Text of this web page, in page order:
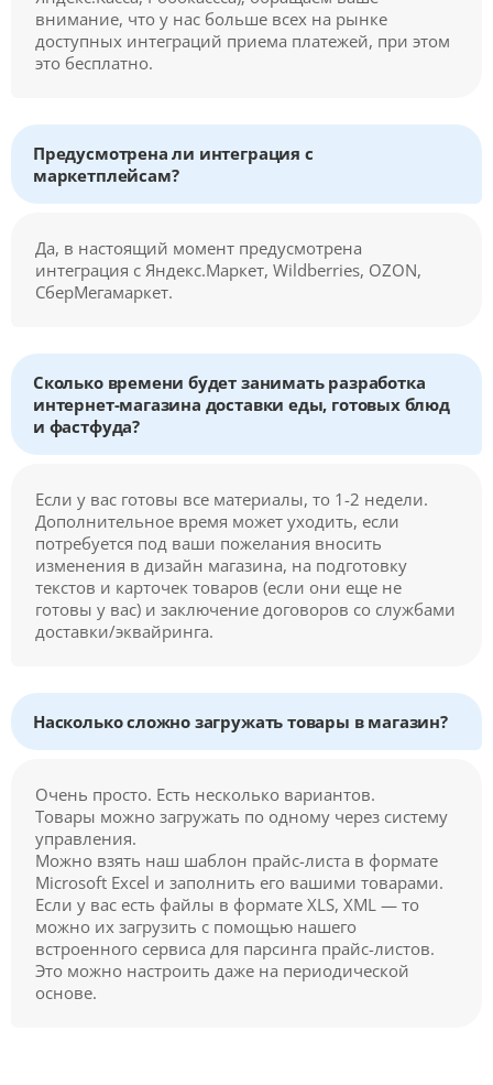
внимание, что у нас больше всех на рынке
доступных интеграций приема платежей, при этом
это бесплатно.
Предусмотрена ли интеграция с
маркетплейсам?
Да, в настоящий момент предусмотрена
интеграция с Яндекс.Маркет, Wildberries, OZON,
СберМегамаркет.
Сколько времени будет занимать разработка
интернет-магазина доставки еды, готовых блюд
и фастфуда?
Если у вас готовы все материалы, то 1-2 недели.
Дополнительное время может уходить, если
потребуется под ваши пожелания вносить
изменения в дизайн магазина, на подготовку
текстов и карточек товаров (если они еще не
готовы у вас) и заключение договоров со службами
доставки/эквайринга.
Насколько сложно загружать товары в магазин?
Очень просто. Есть несколько вариантов.
Товары можно загружать по одному через систему
управления.
Можно взять наш шаблон прайс-листа в формате
Microsoft Excel и заполнить его вашими товарами.
Если у вас есть файлы в формате XLS, XML — то
можно их загрузить с помощью нашего
встроенного сервиса для парсинга прайс-листов.
Это можно настроить даже на периодической
основе.